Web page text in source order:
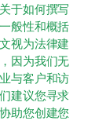
于如何撰写
般性和概括
视为法律建
因为我们无
与客户和访
建议您寻求
助您创建您